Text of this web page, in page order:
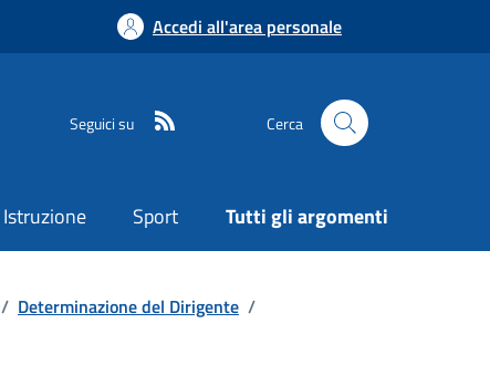
Accedi all'area personale
Seguici su Cerca
Istruzione Sport Tutti gli argomenti
/ Determinazione del Dirigente /